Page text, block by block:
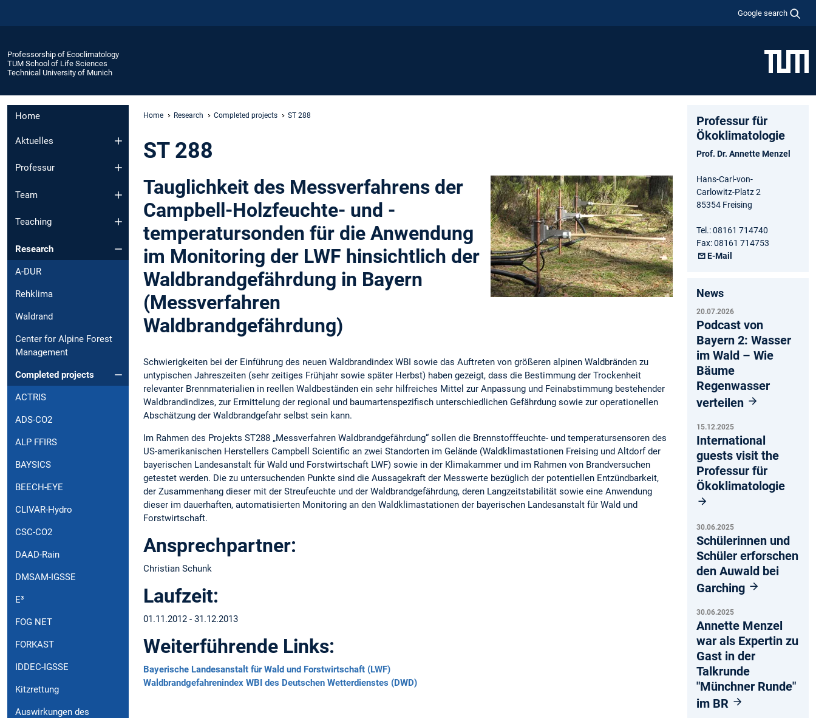
Google search
Professorship of Ecoclimatology
TUM School of Life Sciences
Technical University of Munich
Home
Aktuelles
Professur
Team
Teaching
Research
A-DUR
Rehklima
Waldrand
Center for Alpine Forest
Management
Completed projects
ACTRIS
ADS-CO2
ALP FFIRS
BAYSICS
BEECH-EYE
CLIVAR-Hydro
CSC-CO2
DAAD-Rain
DMSAM-IGSSE
E³
FOG NET
FORKAST
IDDEC-IGSSE
Kitzrettung
Auswirkungen des
Home Research Completed projects ST 288
ST 288
Tauglichkeit des Messverfahrens der
Campbell-Holzfeuchte- und -
temperatursonden für die Anwendung
im Monitoring der LWF hinsichtlich der
Waldbrandgefährdung in Bayern
(Messverfahren
Waldbrandgefährdung)
Schwierigkeiten bei der Einführung des neuen Waldbrandindex WBI sowie das Auftreten von größeren alpinen Waldbränden zu
untypischen Jahreszeiten (sehr zeitiges Frühjahr sowie später Herbst) haben gezeigt, dass die Bestimmung der Trockenheit
relevanter Brennmaterialien in reellen Waldbeständen ein sehr hilfreiches Mittel zur Anpassung und Feinabstimmung bestehender
Waldbrandindizes, zur Ermittelung der regional und baumartenspezifisch unterschiedlichen Gefährdung sowie zur operationellen
Abschätzung der Waldbrandgefahr selbst sein kann.
Im Rahmen des Projekts ST288 „Messverfahren Waldbrandgefährdung“ sollen die Brennstofffeuchte- und temperatursensoren des
US-amerikanischen Herstellers Campbell Scientific an zwei Standorten im Gelände (Waldklimastationen Freising und Altdorf der
bayerischen Landesanstalt für Wald und Forstwirtschaft LWF) sowie in der Klimakammer und im Rahmen von Brandversuchen
getestet werden. Die zu untersuchenden Punkte sind die Aussagekraft der Messwerte bezüglich der potentiellen Entzündbarkeit,
der Zusammenhang dieser mit der Streufeuchte und der Waldbrandgefährdung, deren Langzeitstabilität sowie eine Anwendung
dieser im dauerhaften, automatisierten Monitoring an den Waldklimastationen der bayerischen Landesanstalt für Wald und
Forstwirtschaft.
Ansprechpartner:
Christian Schunk
Laufzeit:
01.11.2012 - 31.12.2013
Weiterführende Links:
Bayerische Landesanstalt für Wald und Forstwirtschaft (LWF)
Waldbrandgefahrenindex WBI des Deutschen Wetterdienstes (DWD)
Professur für
Ökoklimatologie
Prof. Dr. Annette Menzel
Hans-Carl-von-
Carlowitz-Platz 2
85354 Freising
Tel.: 08161 714740
Fax: 08161 714753
E-Mail
News
20.07.2026
Podcast von
Bayern 2: Wasser
im Wald – Wie
Bäume
Regenwasser
verteilen
15.12.2025
International
guests visit the
Professur für
Ökoklimatologie
30.06.2025
Schülerinnen und
Schüler erforschen
den Auwald bei
Garching
30.06.2025
Annette Menzel
war als Expertin zu
Gast in der
Talkrunde
"Münchner Runde"
im BR